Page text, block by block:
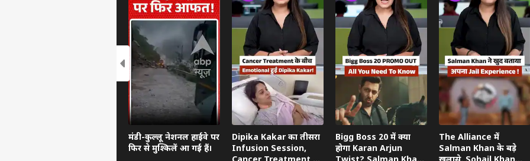
मंडी-कुल्लू नेशनल हाईवे पर
फिर से मुश्किलें आ गई हैं।
Dipika Kakar का तीसरा
Infusion Session,
Bigg Boss 20 में क्या
होगा Karan Arjun
The Alliance में
Salman Khan के बड़े
हॅलो गेस्ट
एडवर्टाइज विथ अस
प्राइवेसी पॉलिसी
कॉन्टैक्ट अस
पर्सनल कार्नर
टॉप आर्टिकल्स टॉप रील्स
इंडिया इंडिया उत्तर प्रदेश और उत्तराखंड